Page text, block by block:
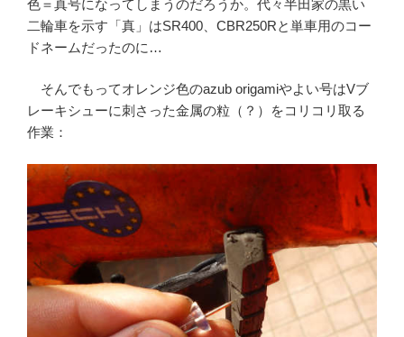
色＝真号になってしまうのだろうか。代々半田家の黒い
二輪車を示す「真」はSR400、CBR250Rと単車用のコー
ドネームだったのに…
そんでもってオレンジ色のazub origamiやよい号はVブ
レーキシューに刺さった金属の粒（？）をコリコリ取る
作業：